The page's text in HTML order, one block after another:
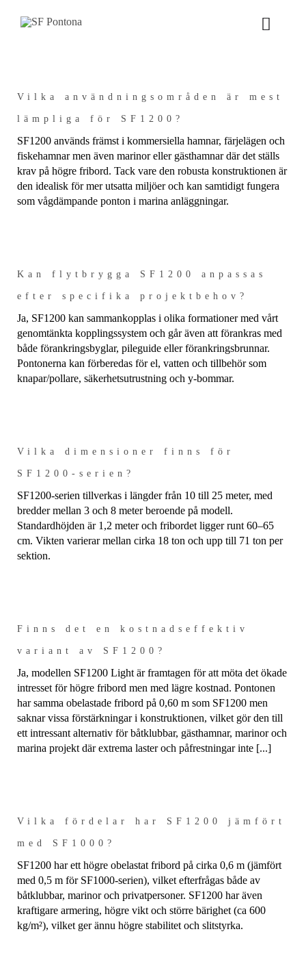
Toggle
PRODUKTER
PROJEKT
NYHETER
Vilka användningsområden är mest
lämpliga för SF1200?
SF1200 används främst i kommersiella hamnar, färjelägen och
fiskehamnar men även marinor eller gästhamnar där det ställs
krav på högre fribord. Tack vare den robusta konstruktionen är
den idealisk för mer utsatta miljöer och kan samtidigt fungera
som vågdämpande ponton i marina anläggningar.
Kan flytbrygga SF1200 anpassas
efter specifika projektbehov?
Ja, SF1200 kan sammankopplas i olika formationer med vårt
genomtänkta kopplingssystem och går även att förankras med
både förankringsbyglar, pileguide eller förankringsbrunnar.
Pontonerna kan förberedas för el, vatten och tillbehör som
knapar/pollare, säkerhetsutrustning och y-bommar.
Vilka dimensioner finns för
SF1200-serien?
SF1200-serien tillverkas i längder från 10 till 25 meter, med
bredder mellan 3 och 8 meter beroende på modell.
Standardhöjden är 1,2 meter och fribordet ligger runt 60–65
cm. Vikten varierar mellan cirka 18 ton och upp till 71 ton per
sektion.
Finns det en kostnadseffektiv
variant av SF1200?
Ja, modellen SF1200 Light är framtagen för att möta det ökade
intresset för högre fribord men med lägre kostnad. Pontonen
har samma obelastade fribord på 0,60 m som SF1200 men
saknar vissa förstärkningar i konstruktionen, vilket gör den till
ett intressant alternativ för båtklubbar, gästhamnar, marinor och
marina projekt där extrema laster och påfrestningar inte [...]
Vilka fördelar har SF1200 jämfört
med SF1000?
SF1200 har ett högre obelastat fribord på cirka 0,6 m (jämfört
med 0,5 m för SF1000-serien), vilket efterfrågas både av
båtklubbar, marinor och privatpersoner. SF1200 har även
kraftigare armering, högre vikt och större bärighet (ca 600
kg/m²), vilket ger ännu högre stabilitet och slitstyrka.